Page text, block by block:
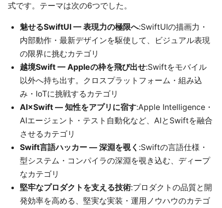
式です。テーマは次の6つでした。
魅せるSwiftUI — 表現力の極限へ:SwiftUIの描画力・
内部動作・最新デザインを駆使して、ビジュアル表現
の限界に挑むカテゴリ
越境Swift — Appleの枠を飛び出せ:Swiftをモバイル
以外へ持ち出す。クロスプラットフォーム・組み込
み・IoTに挑戦するカテゴリ
AI×Swift — 知性をアプリに宿す:Apple Intelligence・
AIエージェント・テスト自動化など、AIとSwiftを融合
させるカテゴリ
Swift言語ハッカー — 深淵を覗く :Swiftの言語仕様・
型システム・コンパイラの深淵を覗き込む、ディープ
なカテゴリ
堅牢なプロダクトを支える技術:プロダクトの品質と開
発効率を高める、堅実な実装・運用ノウハウのカテゴ